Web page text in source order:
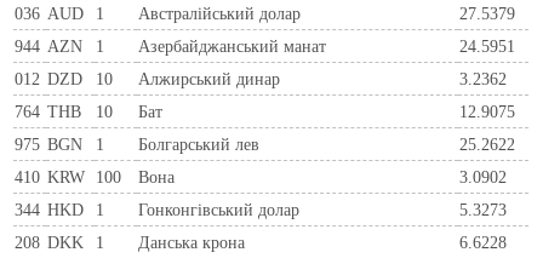
036 AUD 1 Австралійський долар
27.5379
944 AZN 1 Азербайджанський манат
24.5951
012 DZD 10 Алжирський динар
3.2362
764 THB 10 Бат
12.9075
975 BGN 1 Болгарський лев
25.2622
410 KRW 100 Вона
3.0902
344 HKD 1 Гонконгівський долар
5.3273
208 DKK 1 Данська крона
6.6228